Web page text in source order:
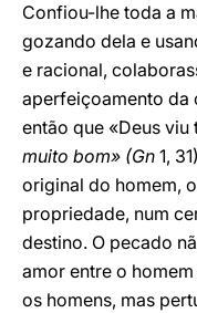
Confiou-lhe toda a
gozando dela e
e racional,
aperfeiçoamento da
então que «Deus
muito bom» (Gn 1,
original do homem,
propriedade, num
destino. O pecado
amor entre o
os homens, mas